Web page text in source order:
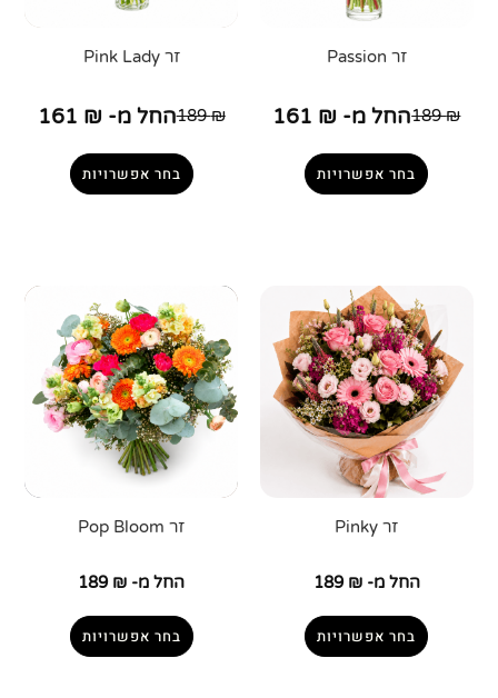
זר Passion
189₪ החל מ- 161 ₪
בחר אפשרויות
זר Pink Lady
189₪ החל מ- 161 ₪
בחר אפשרויות
זר Pinky
החל מ- 189 ₪
בחר אפשרויות
זר Pop Bloom
החל מ- 189 ₪
בחר אפשרויות